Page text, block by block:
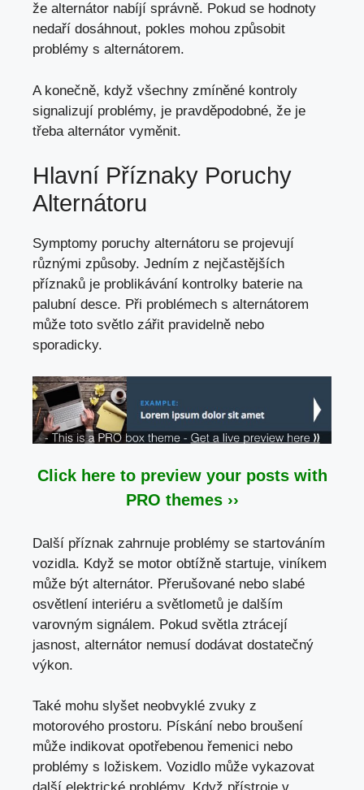
že alternátor nabíjí správně. Pokud se hodnoty
nedaří dosáhnout, pokles mohou způsobit
problémy s alternátorem.
A konečně, když všechny zmíněné kontroly
signalizují problémy, je pravděpodobné, že je
třeba alternátor vyměnit.
Hlavní Příznaky Poruchy
Alternátoru
Symptomy poruchy alternátoru se projevují
různými způsoby. Jedním z nejčastějších
příznaků je problikávání kontrolky baterie na
palubní desce. Při problémech s alternátorem
může toto světlo zářit pravidelně nebo
sporadicky.
Click here to preview your posts with
PRO themes ››
Další příznak zahrnuje problémy se startováním
vozidla. Když se motor obtížně startuje, viníkem
může být alternátor. Přerušované nebo slabé
osvětlení interiéru a světlometů je dalším
varovným signálem. Pokud světla ztrácejí
jasnost, alternátor nemusí dodávat dostatečný
výkon.
Také mohu slyšet neobvyklé zvuky z
motorového prostoru. Pískání nebo broušení
může indikovat opotřebenou řemenici nebo
problémy s ložiskem. Vozidlo může vykazovat